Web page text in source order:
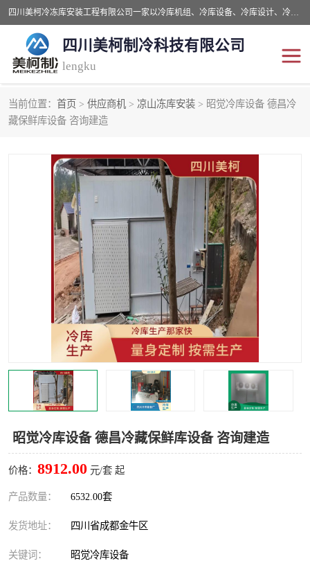
四川美柯冷冻库安装工程有限公司一家以冷库机组、冷库设备、冷库设计、冷冻库设备销售、冷库安装、冻库安装价格及技术服务为一体的综合企业，咨询热线：同等设备材料优惠10% 。公司各种类型安装组合式冷库、冷冻库、冷藏库、气调保鲜库、并提供成套设备供应、安装与调试、维护与维修、技术咨询、操作维修人员技术培训等
四川美柯制冷科技有限公司
lengku
当前位置： 首页 > 供应商机 > 凉山冻库安装 > 昭觉冷库设备 德昌冷
藏保鲜库设备 咨询建造
昭觉冷库设备 德昌冷藏保鲜库设备 咨询建造
价格： 8912.00 元/套 起
产品数量： 6532.00套
发货地址： 四川省成都金牛区
关键词： 昭觉冷库设备
冷库安装，冷库价格
成都冻库，成都冻库价格 绵阳冻库,绵阳保鲜冷库
德阳冻库安装，德阳冷库 广元冻库安装,广元冻库造
价
南充冻库设计,南充冻库安 遂宁冻库
资阳冻库，资阳冻库安装 泸州冻库，泸州冷库
乐山冻库,乐山保鲜冷库 自贡冻库组装
雅安冷库,雅安冻库 攀枝花冻库
冻库安装，小型冻库造价
内江冷库，内江冻库 宜宾冷库，宜宾冻库设备